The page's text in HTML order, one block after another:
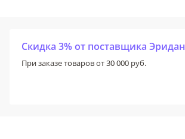
Скидка 3% от поставщика Эридан
При заказе товаров от 30 000 руб.